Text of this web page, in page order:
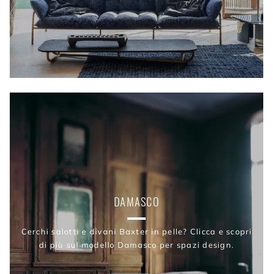
DAMASCO
Cerchi salotti e divani Baxter in pelle? Clicca e scopri
di più sul modello Damasco per spazi design.